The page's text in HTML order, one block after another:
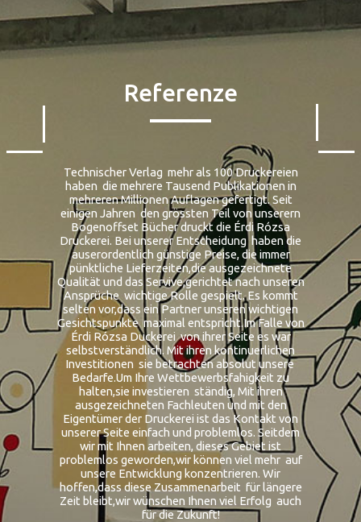
Referenze
Technischer Verlag mehr als 100 Druckereien
haben die mehrere Tausend Publikationen in
mehreren Millionen Auflagen gefertigt. Seit
einigen Jahren den grössten Teil von unserern
Bogenoffset Bücher druckt die Érdi Rózsa
Druckerei. Bei unserer Entscheidung haben die
auserordentlich günstige Preise, die immer
pünktliche Lieferzeiten,die ausgezeichnete
Qualität und das Servive,gerichtet nach unseren
Ansprüche wichtige Rolle gespielt. Es kommt
selten vor,dass ein Partner unseren wichtigen
Gesichtspunkte maximal entspricht.Im Falle von
Érdi Rózsa Duckerei von ihrer Seite es war
selbstverständlich. Mit ihren kontinuerlichen
Investitionen sie betrachten absolut unsere
Bedarfe.Um Ihre Wettbewerbsfahigkeit zu
halten,sie investieren ständig, Mit ihren
ausgezeichneten Fachleuten und mit den
Eigentümer der Druckerei ist das Kontakt von
unserer Seite einfach und problemlos. Seitdem
wir mit Ihnen arbeiten, dieses Gebiet ist
problemlos geworden,wir können viel mehr auf
unsere Entwicklung konzentrieren. Wir
hoffen,dass diese Zusammenarbeit für längere
Zeit bleibt,wir wünschen Ihnen viel Erfolg auch
für die Zukunft!